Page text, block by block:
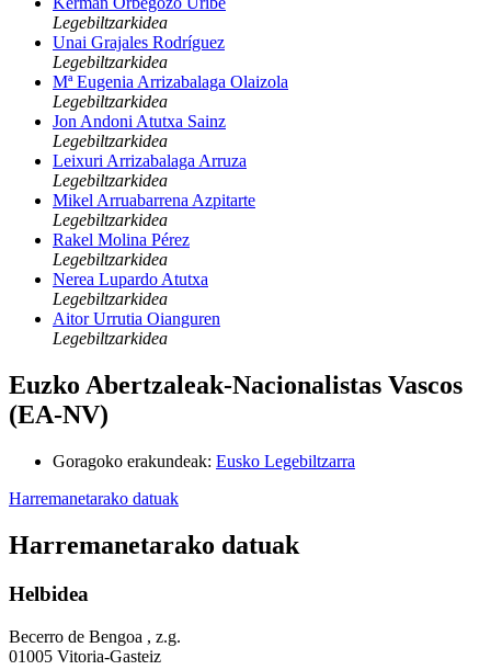
Legebiltzarkidea
Unai Grajales Rodríguez
Legebiltzarkidea
Mª Eugenia Arrizabalaga Olaizola
Legebiltzarkidea
Jon Andoni Atutxa Sainz
Legebiltzarkidea
Leixuri Arrizabalaga Arruza
Legebiltzarkidea
Mikel Arruabarrena Azpitarte
Legebiltzarkidea
Rakel Molina Pérez
Legebiltzarkidea
Nerea Lupardo Atutxa
Legebiltzarkidea
Aitor Urrutia Oianguren
Legebiltzarkidea
Euzko Abertzaleak-Nacionalistas Vascos
(EA-NV)
Goragoko erakundeak: Eusko Legebiltzarra
Harremanetarako datuak
Harremanetarako datuak
Helbidea
Becerro de Bengoa , z.g.
01005 Vitoria-Gasteiz